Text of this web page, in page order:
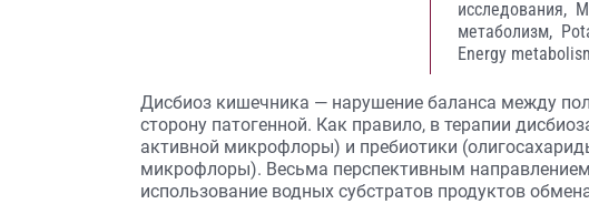
исследования,
метаболизм,
Еnergy
Дисбиоз кишечника — нарушение баланса между
сторону патогенной. Как правило, в терапии
активной микрофлоры) и пребиотики
микрофлоры). Весьма перспективным направлением
использование водных субстратов продуктов